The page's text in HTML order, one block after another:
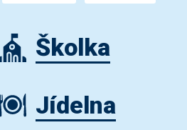
Školka
Jídelna